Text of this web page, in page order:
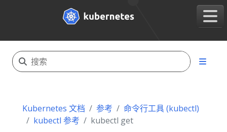
Kubernetes 文档 参考
命令行工具 (kubectl)
kubectl 参考
kubectl get